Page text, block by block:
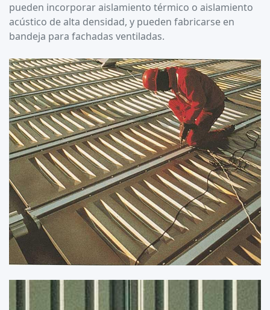
pueden incorporar aislamiento térmico o aislamiento
acústico de alta densidad, y pueden fabricarse en
bandeja para fachadas ventiladas.